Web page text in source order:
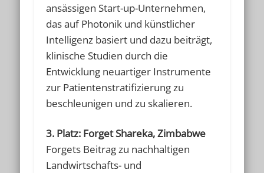
ansässigen Start-up-Unternehmen,
das auf Photonik und künstlicher
Intelligenz basiert und dazu beiträgt,
klinische Studien durch die
Entwicklung neuartiger Instrumente
zur Patientenstratifizierung zu
beschleunigen und zu skalieren.
3. Platz: Forget Shareka, Zimbabwe
Forgets Beitrag zu nachhaltigen
Landwirtschafts- und